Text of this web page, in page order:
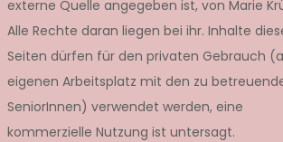
externe Quelle angegeben ist, von Marie
Alle Rechte daran liegen bei ihr. Inhalte
Seiten dürfen für den privaten Gebrauch
eigenen Arbeitsplatz mit den zu
SeniorInnen) verwendet werden, eine
kommerzielle Nutzung ist untersagt.